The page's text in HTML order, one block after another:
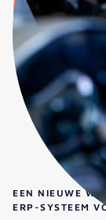
EEN NIEUWE
ERP-SYSTEEM